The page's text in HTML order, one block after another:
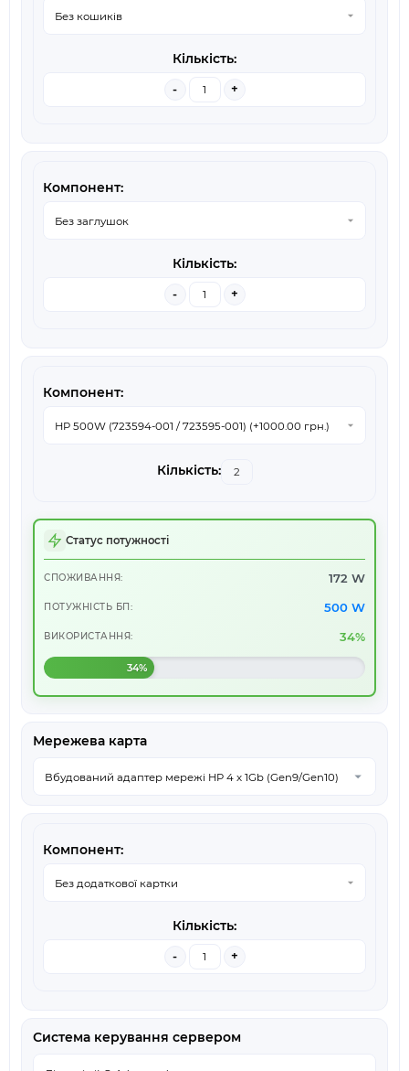
- +
- +
Статус потужності
СПОЖИВАННЯ: 172 W
ПОТУЖНІСТЬ БП: 500 W
ВИКОРИСТАННЯ: 34%
34%
Мережева карта
- +
Система керування сервером